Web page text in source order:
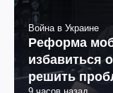
Война в Украине
Реформа
избавиться
решить